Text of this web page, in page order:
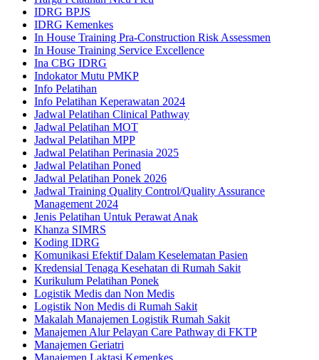
IDRG BPJS
IDRG Kemenkes
In House Training Pra-Construction Risk Assessmen
In House Training Service Excellence
Ina CBG IDRG
Indokator Mutu PMKP
Info Pelatihan
Info Pelatihan Keperawatan 2024
Jadwal Pelatihan Clinical Pathway
Jadwal Pelatihan MOT
Jadwal Pelatihan MPP
Jadwal Pelatihan Perinasia 2025
Jadwal Pelatihan Poned
Jadwal Pelatihan Ponek 2026
Jadwal Training Quality Control/Quality Assurance
Management 2024
Jenis Pelatihan Untuk Perawat Anak
Khanza SIMRS
Koding IDRG
Komunikasi Efektif Dalam Keselematan Pasien
Kredensial Tenaga Kesehatan di Rumah Sakit
Kurikulum Pelatihan Ponek
Logistik Medis dan Non Medis
Logistik Non Medis di Rumah Sakit
Makalah Manajemen Logistik Rumah Sakit
Manajemen Alur Pelayan Care Pathway di FKTP
Manajemen Geriatri
Manajemen Laktasi Kemenkes